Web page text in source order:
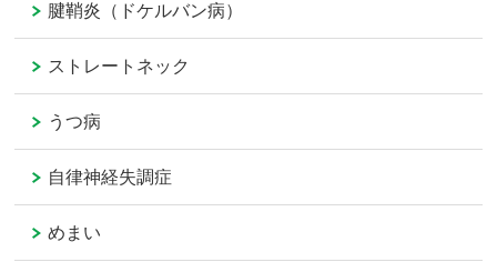
腱鞘炎（ドケルバン病）
ストレートネック
うつ病
自律神経失調症
めまい